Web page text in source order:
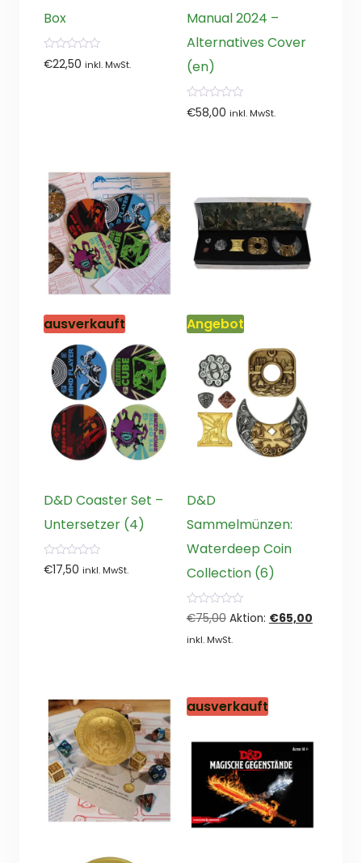
Box
0
von
€22,50 inkl. MwSt.
Manual 2024 –
Alternatives Cover
(en)
0
von
€58,00 inkl. MwSt.
ausverkauft
D&D Coaster Set –
Untersetzer (4)
0
von
€17,50 inkl. MwSt.
Angebot
D&D
Sammelmünzen:
Waterdeep Coin
Collection (6)
0
von
5
€75,00 Ursprünglicher
Preis
Aktion: €65,00Aktueller
inkl. MwSt.
ausverkauft